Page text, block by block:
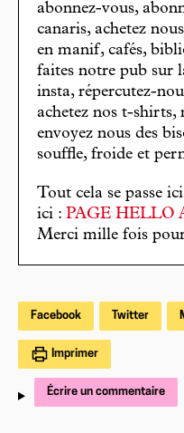
abonnez-vous,
canaris, achetez
en manif, cafés,
faites notre pub sur
insta, répercutez-
achetez nos t-shirts,
envoyez nous des
souffle, froide et
Tout cela se passe
ici : PAGE HELLO
Merci mille fois
Facebook Twitter
Imprimer
Écrire un commentaire